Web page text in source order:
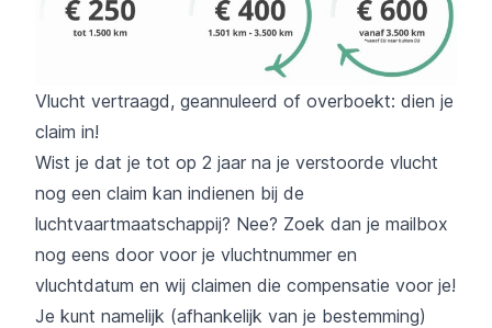
Vlucht vertraagd, geannuleerd of overboekt: dien je
claim in!
Wist je dat je tot op 2 jaar na je verstoorde vlucht
nog een claim kan indienen bij de
luchtvaartmaatschappij? Nee? Zoek dan je mailbox
nog eens door voor je vluchtnummer en
vluchtdatum en wij claimen die compensatie voor je!
Je kunt namelijk (afhankelijk van je bestemming)